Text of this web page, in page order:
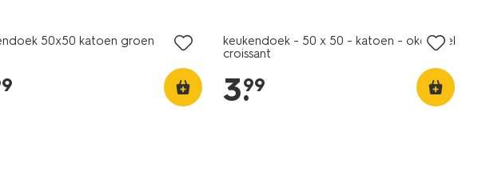
50x50 katoen groen
keukendoek - 50 x 50 - katoen - okergeel
croissant
3.
99